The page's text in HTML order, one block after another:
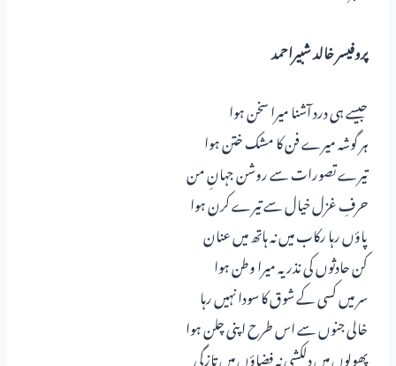
پروفیسر خالد شبیراحمد
جیسے ہی درد آشنا میرا سخن ہوا
ہر گوشہ میرے فن کا مشک ختن ہوا
تیرے تصورات سے روشن جہانِ من
حرفِ غزل خیال سے تیرے کرن ہوا
پاؤں رہا رکاب میں نہ ہاتھ میں عنان
کن حادثوں کی نذر یہ میرا وطن ہوا
سر میں کسی کے شوق کا سودا نہیں رہا
خالی جنوں سے اس طرح اپنی چلن ہوا
پھولوں میں دلکشی نہ فضاؤں میں تازگی